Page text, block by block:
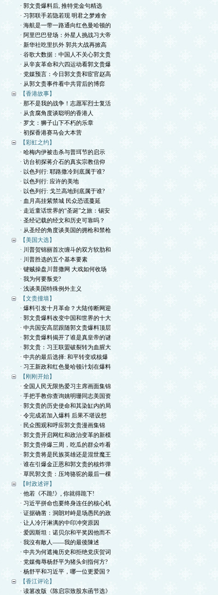
· 郭文贵爆料后, 推特党金句精选
· 习郭联手若隐若现 明君之梦难舍
· 海航是一带一路通向红色曼哈顿的
· 阿里巴巴登场：外星人挑战习大帝
· 新华社吃里扒外 郭共大战再掀高
· 谷歌大数据：中国人不关心郭文贵
· 从辛亥革命和六四运动看郭文贵爆
· 党媒预言：今日郭文贵和宦官赵高
· 从郭文贵事件看中共背后的博弈
【香港故事】
· 那不是我的战争！志愿军烈士复活
· 从贪腐角度谈聪明的香港人
· 罗文：狮子山下不朽的乐章
· 初探香港赛马会大本营
【彩虹之约】
· 哈梅内伊被击杀与普珥节的启示
· 访台初探蒋介石的真实宗教信仰
· 以色列行: 耶路撒冷到底属于谁?
· 以色列行: 应许的美地
· 以色列行: 戈兰高地到底属于谁?
· 血月高挂紫禁城 民众恐谎蔓延
· 走近童话世界的“圣诞”之旅：锡安
· 圣经记载的经文和历史可靠吗？
· 从圣经的角度谈美国的拥枪和禁枪
【美国大选】
· 川普贺锦丽首次缠斗的双方软肋和
· 川普胜选的五个基本要素
· 键贼操盘川普撒网 大戏如何收场
· 我为何要叛党?
· 浅谈美国特殊例外主义
【文贵撞墙】
· 爆料引发十月革命？大陆传断网迎
· 郭文贵爆料改变中国和世界的十大
· 中共国安高层跟随郭文贵爆料顶层
· 郭文贵爆料揭开了谁是真皇帝的谜
· 郭文贵：习王联盟破裂转为血腥大
· 中共的最后选择: 和平转变或核爆
· 习王新政和红色曼哈顿计划在爆料
【刚刚开始】
· 全国人民无限热爱习主席画面集锦
· 手把手教你查询姚明珊同志美国资
· 郭文贵的历史使命和其染缸内的局
· 令完成若加入爆料 后果不堪设想
· 民众围观和呼应郭文贵漫画集锦
· 郭文贵开启网红和政治变革的新模
· 郭文贵停爆三周，吃瓜的群众咋看
· 郭文贵将是民族英雄还是混世魔王
· 谁在引爆金正恩和郭文贵的核炸弹
· 草民郭文贵：压垮骆驼的最后一棵
【时政述评】
· 他若《不跪!》, 你就得跪下!
· 习近平拼命也要终身连任的核心机
· 证据确凿：洞朗对峙是场愚民的政
· 让人冷汗淋漓的中印冲突原因
· 爱因斯坦：诺贝尔和平奖因他而不
· 我沒有敵人——我的最後陳述
· 中共为何遮掩历史和拒绝党庆贺词
· 党媒侮辱杨舒平为猪头剑指何方?
· 杨舒平和习近平，哪一位更爱国？
【香江评论】
· 读篡改版《陈启宗致股东函节选》